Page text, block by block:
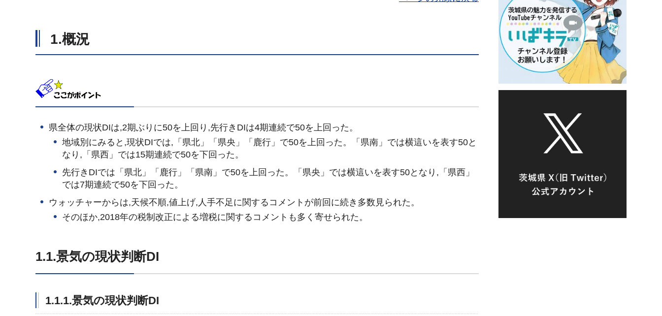
1.概況
県全体の現状DIは,2期ぶりに50を上回り,先行きDIは4期連続で50を上回った。
地域別にみると,現状DIでは,「県北」「県央」「鹿行」で50を上回った。「県南」では横這いを表す50と
なり,「県西」では15期連続で50を下回った。
先行きDIでは「県北」「鹿行」「県南」で50を上回った。「県央」では横這いを表す50となり,「県西」
では7期連続で50を下回った。
ウォッチャーからは,天候不順,値上げ,人手不足に関するコメントが前回に続き多数見られた。
そのほか,2018年の税制改正による増税に関するコメントも多く寄せられた。
1.1.景気の現状判断DI
1.1.1.景気の現状判断DI